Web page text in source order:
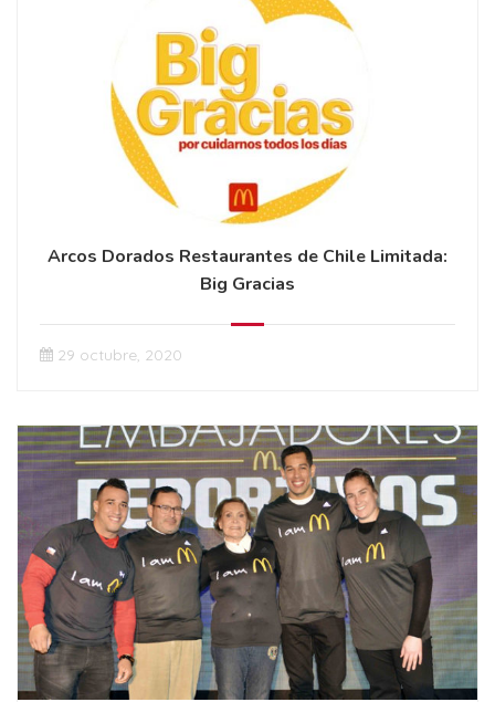
Arcos Dorados Restaurantes de Chile Limitada:
Big Gracias
29 octubre, 2020